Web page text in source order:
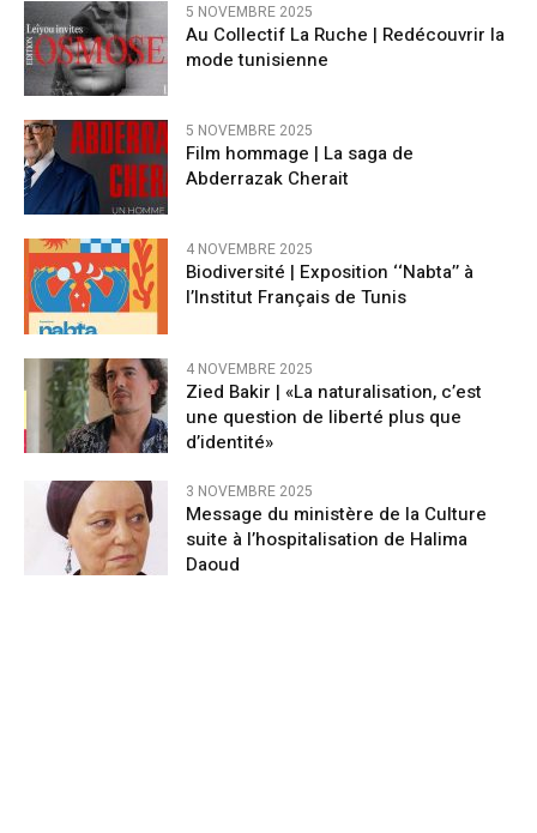
5 NOVEMBRE 2025
Au Collectif La Ruche | Redécouvrir la
mode tunisienne
5 NOVEMBRE 2025
Film hommage | La saga de
Abderrazak Cherait
4 NOVEMBRE 2025
Biodiversité | Exposition ‘‘Nabta’’ à
l’Institut Français de Tunis
4 NOVEMBRE 2025
Zied Bakir | «La naturalisation, c’est
une question de liberté plus que
d’identité»
3 NOVEMBRE 2025
Message du ministère de la Culture
suite à l’hospitalisation de Halima
Daoud